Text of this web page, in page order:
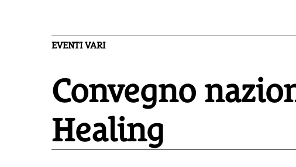
EVENTI VARI
Convegno
Healing